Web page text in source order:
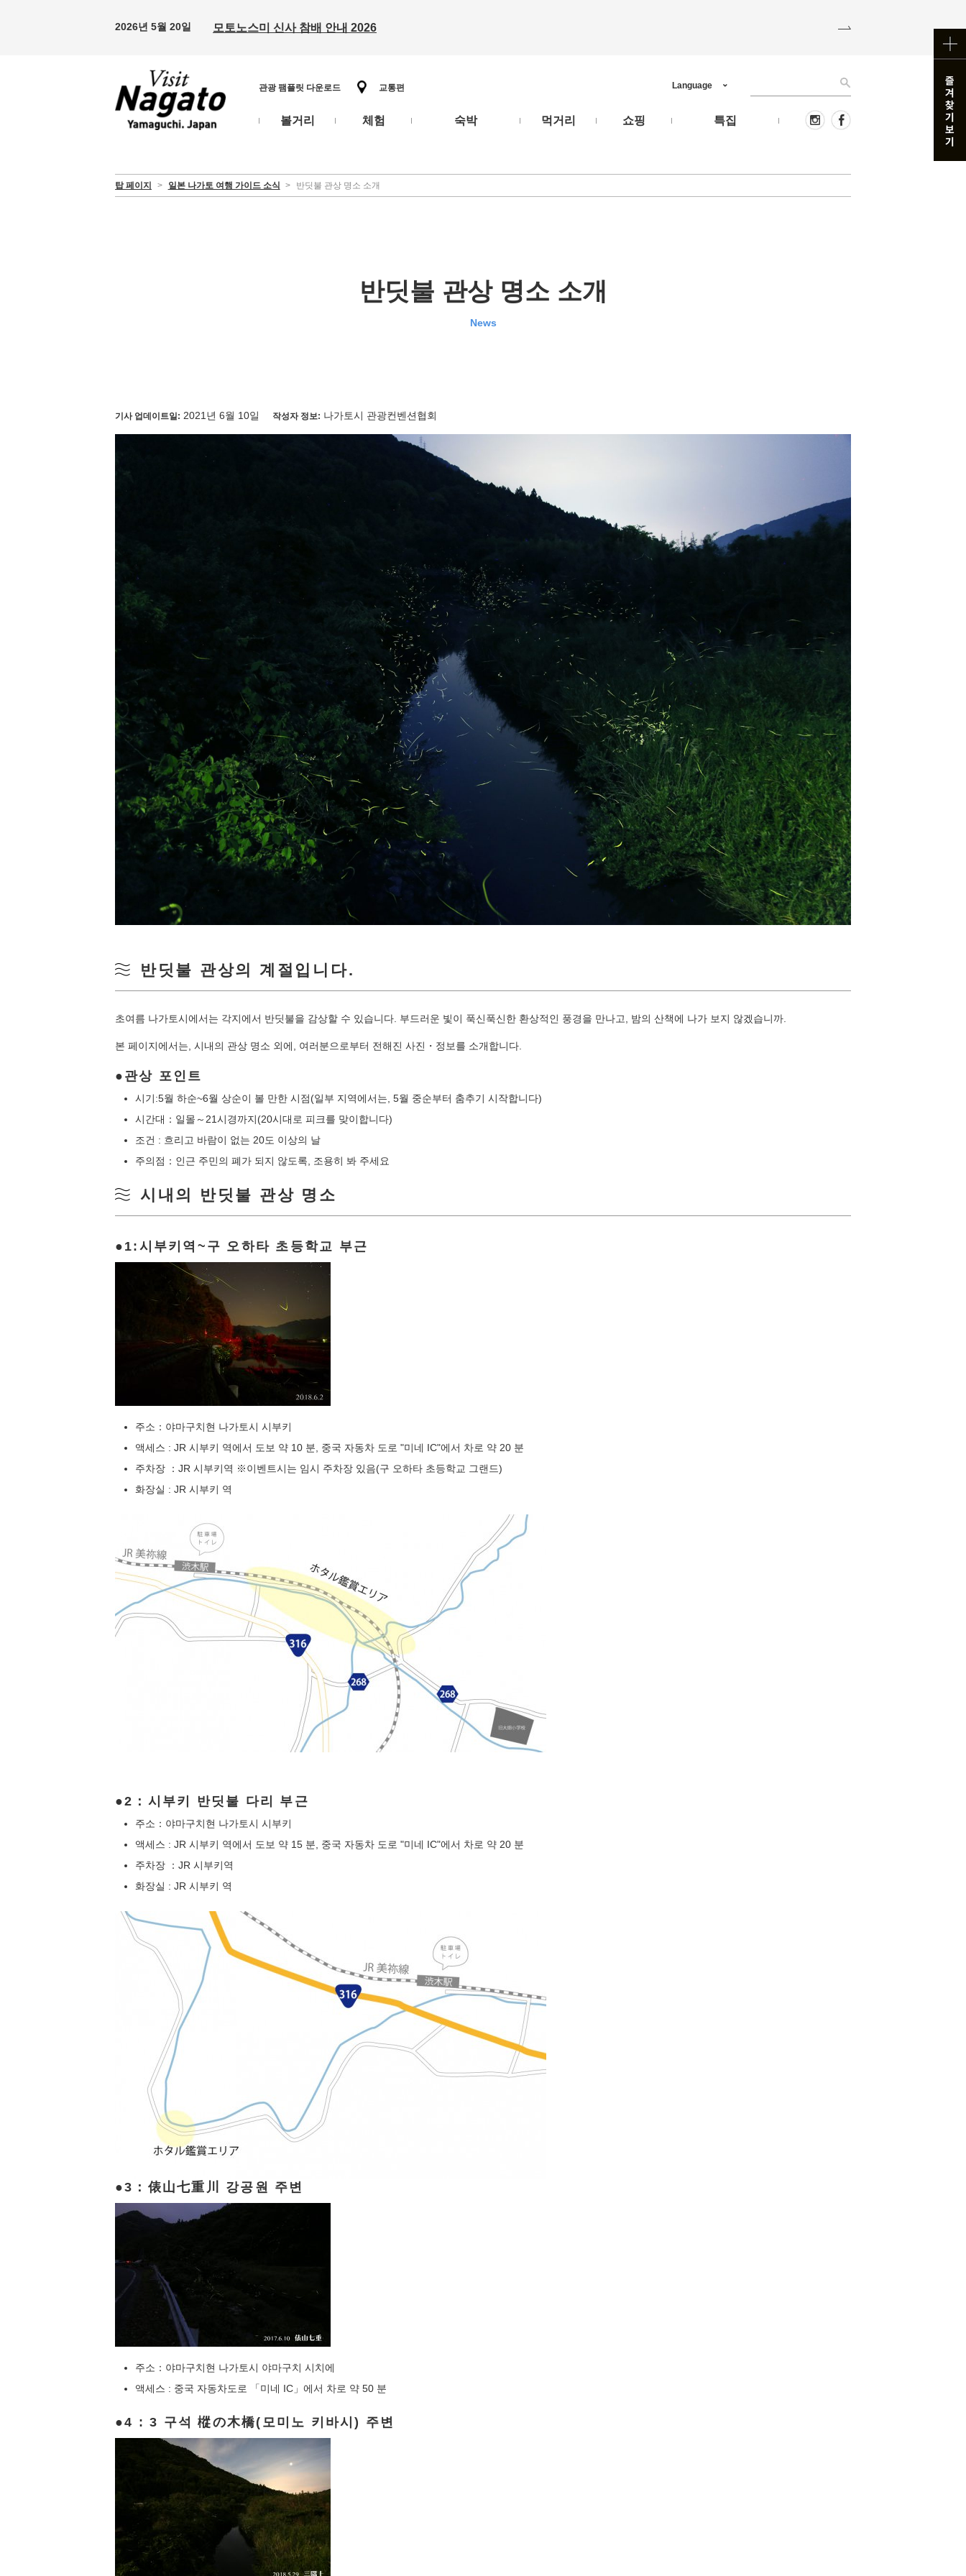
2026년 5월 20일 모토노스미 신사 참배 안내 2026
관광 팸플릿 다운로드 교통편
볼거리 체험 숙박 먹거리 쇼핑 특집
Language
탑 페이지 > 일본 나가토 여행 가이드 소식 > 반딧불 관상 명소 소개
반딧불 관상 명소 소개
News
기사 업데이트일: 2021년 6월 10일 작성자 정보: 나가토시 관광컨벤션협회
반딧불 관상의 계절입니다.
초여름 나가토시에서는 각지에서 반딧불을 감상할 수 있습니다. 부드러운 빛이 푹신푹신한 환상적인 풍경을 만나고, 밤의 산책에 나가 보지 않겠습니까.
본 페이지에서는, 시내의 관상 명소 외에, 여러분으로부터 전해진 사진・정보를 소개합니다.
관상 포인트
시기:5월 하순~6월 상순이 볼 만한 시점(일부 지역에서는, 5월 중순부터 춤추기 시작합니다)
시간대：일몰～21시경까지(20시대로 피크를 맞이합니다)
조건 : 흐리고 바람이 없는 20도 이상의 날
주의점：인근 주민의 폐가 되지 않도록, 조용히 봐 주세요
시내의 반딧불 관상 명소
1:시부키역~구 오하타 초등학교 부근
주소：야마구치현 나가토시 시부키
액세스 : JR 시부키 역에서 도보 약 10 분, 중국 자동차 도로 "미네 IC"에서 차로 약 20 분
주차장 ：JR 시부키역 ※이벤트시는 임시 주차장 있음(구 오하타 초등학교 그랜드)
화장실 : JR 시부키 역
2：시부키 반딧불 다리 부근
주소：야마구치현 나가토시 시부키
액세스 : JR 시부키 역에서 도보 약 15 분, 중국 자동차 도로 "미네 IC"에서 차로 약 20 분
주차장 ：JR 시부키역
화장실 : JR 시부키 역
3：俵山七重川 강공원 주변
주소：야마구치현 나가토시 야마구치 시치에
액세스 : 중국 자동차도로 「미네 IC」에서 차로 약 50 분
4 : 3 구석 樅の木橋(모미노 키바시) 주변